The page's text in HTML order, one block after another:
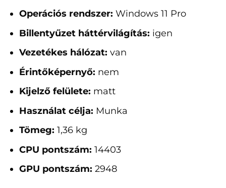
Operációs rendszer: Windows 11 Pro
Billentyűzet háttérvilágítás: igen
Vezetékes hálózat: van
Érintőképernyő: nem
Kijelző felülete: matt
Használat célja: Munka
Tömeg: 1,36 kg
CPU pontszám: 14403
GPU pontszám: 2948